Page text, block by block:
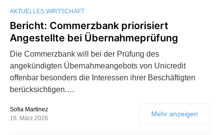
AKTUELLES WIRTSCHAFT
Bericht: Commerzbank priorisiert
Angestellte bei Übernahmeprüfung
Die Commerzbank will bei der Prüfung des
angekündigten Übernahmeangebots von Unicredit
offenbar besonders die Interessen ihrer Beschäftigten
berücksichtigen.…
Sofia Martinez
16. März 2026
Mehr anzeigen